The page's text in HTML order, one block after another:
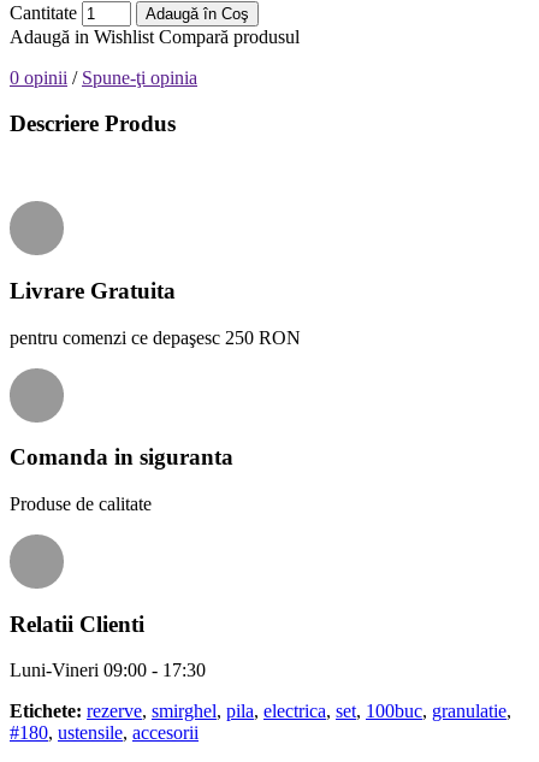
Cantitate Adaugă în Coş
Adaugă in Wishlist Compară produsul
0 opinii / Spune-ţi opinia
Descriere Produs
Livrare Gratuita
pentru comenzi ce depaşesc 250 RON
Comanda in siguranta
Produse de calitate
Relatii Clienti
Luni-Vineri 09:00 - 17:30
Etichete: rezerve, smirghel, pila, electrica, set, 100buc, granulatie,
#180, ustensile, accesorii